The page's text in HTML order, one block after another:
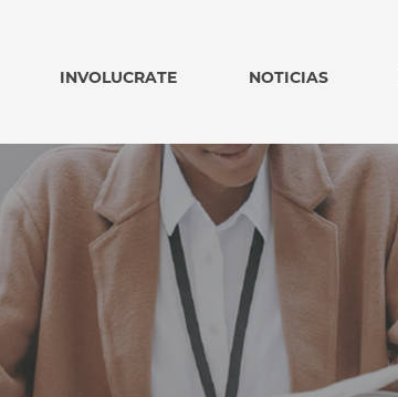
INVOLUCRATE NOTICIAS